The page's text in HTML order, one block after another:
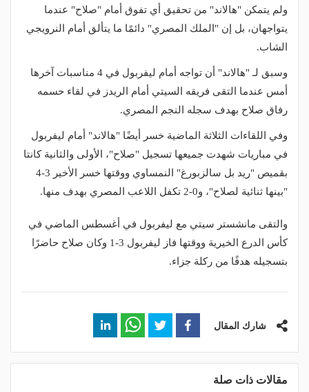
ولم يتمكن "هالاند" من تحقيق أي تفوق أمام "صلاح" عندما
يتواجهان، بل إن "الملك المصري" دائمًا ما يتألق أمام النرويجي
الشاب.
وسبق لـ "هالاند" أن تواجه أمام ليفربول في 4 مناسبات آخرها
أمس عندما التقى فريقه السيتي أمام الريدز في لقاء حسمه
رفاق صلاح بهدف سجله النجم المصري.
وفي اللقاءات الثلاثة الماضية خسر أيضًا "هالاند" أمام ليفربول
في مباريات شهدت جميعها تسجيل "صلاح"، الأولى والثانية كانتا
بقميص "ريد بل سالزبورغ" النمساوي ووقتها خسر الأخير 3-4
"بينها ثنائية لصلاح"، و0-2 تكفل اللاعب المصري بهدف منها.
والتقى مانشستر سيتي مع ليفربول في أغسطس الماضي في
كأس الدرع الخيرية ووقتها فاز ليفربول 3-1 وكان صلاح حاضرًا
بتسجيله هدفًا من ركلة جزاء.
شارك المقال
مقالات ذات صلة